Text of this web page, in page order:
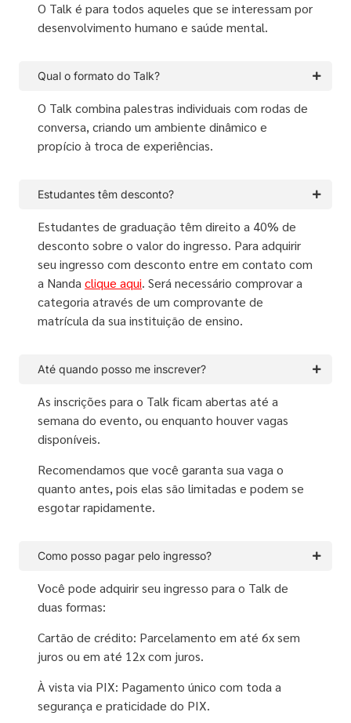
O Talk é para todos aqueles que se interessam por
desenvolvimento humano e saúde mental.
Qual o formato do Talk?
O Talk combina palestras individuais com rodas de
conversa, criando um ambiente dinâmico e
propício à troca de experiências.
Estudantes têm desconto?
Estudantes de graduação têm direito a 40% de
desconto sobre o valor do ingresso. Para adquirir
seu ingresso com desconto entre em contato com
a Nandaclique aqui. Será necessário comprovar a
categoria através de um comprovante de
matrícula da sua instituição de ensino.
Até quando posso me inscrever?
As inscrições para o Talk ficam abertas até a
semana do evento, ou enquanto houver vagas
disponíveis.
Recomendamos que você garanta sua vaga o
quanto antes, pois elas são limitadas e podem se
esgotar rapidamente.
Como posso pagar pelo ingresso?
Você pode adquirir seu ingresso para o Talk de
duas formas:
Cartão de crédito: Parcelamento em até 6x sem
juros ou em até 12x com juros.
À vista via PIX: Pagamento único com toda a
segurança e praticidade do PIX.